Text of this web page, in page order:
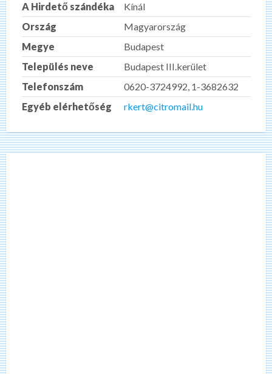
A Hirdető szándéka
Kínál
Ország
Magyarország
Megye
Budapest
Település neve
Budapest III.kerület
Telefonszám
0620-3724992, 1-3682632
Egyéb elérhetőség
rkert@citromail.hu